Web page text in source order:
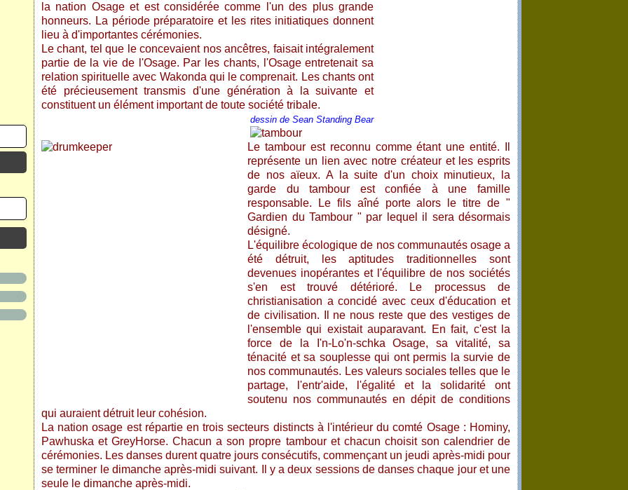
la nation Osage et est considérée comme l'un des plus grande
honneurs. La période préparatoire et les rites initiatiques donnent
lieu à d'importantes cérémonies.
Le chant, tel que le concevaient nos ancêtres, faisait intégralement
partie de la vie de l'Osage. Par les chants, l'Osage entretenait sa
relation spirituelle avec Wakonda qui le comprenait. Les chants ont
été précieusement transmis d'une génération à la suivante et
constituent un élément important de toute société tribale.
dessin de Sean Standing Bear
Le tambour est reconnu comme étant une entité. Il
représente un lien avec notre créateur et les esprits
de nos aïeux. A la suite d'un choix minutieux, la
garde du tambour est confiée à une famille
responsable. Le fils aîné porte alors le titre de "
Gardien du Tambour " par lequel il sera désormais
désigné.
L'équilibre écologique de nos communautés osage a
été détruit, les aptitudes traditionnelles sont
devenues inopérantes et l'équilibre de nos sociétés
s'en est trouvé détérioré. Le processus de
christianisation a concidé avec ceux d'éducation et
de civilisation. Il ne nous reste que des vestiges de
l'ensemble qui existait auparavant. En fait, c'est la
force de la I'n-Lo'n-schka Osage, sa vitalité, sa
ténacité et sa souplesse qui ont permis la survie de
nos communautés. Les valeurs sociales telles que le
partage, l'entr'aide, l'égalité et la solidarité ont
soutenu nos communautés en dépit de conditions
qui auraient détruit leur cohésion.
La nation osage est répartie en trois secteurs distincts à l'intérieur du comté Osage : Hominy,
Pawhuska et GreyHorse. Chacun a son propre tambour et chacun choisit son calendrier de
cérémonies. Les danses durent quatre jours consécutifs, commençant un jeudi après-midi pour
se terminer le dimanche après-midi suivant. Il y a deux sessions de danses chaque jour et une
seule le dimanche après-midi.